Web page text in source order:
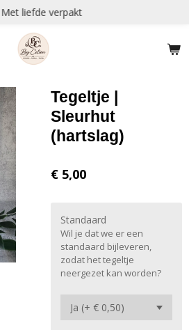
Met liefde verpakt
Tegeltje |
Sleurhut
(hartslag)
€ 5,00
Standaard
Wil je dat we er een
standaard bijleveren,
zodat het tegeltje
neergezet kan worden?